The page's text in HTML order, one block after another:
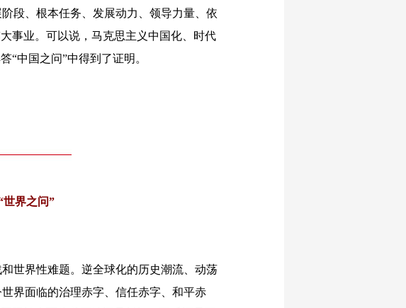
段、根本任务、发展动力、领导力量、依
事业。可以说，马克思主义中国化、时代
“中国之问”中得到了证明。
世界之问”
世界性难题。逆全球化的历史潮流、动荡
界面临的治理赤字、信任赤字、和平赤